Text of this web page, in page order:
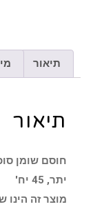
תיאור
תיאור
חוסם שומן
יתר, 45 יח'
מוצר זה